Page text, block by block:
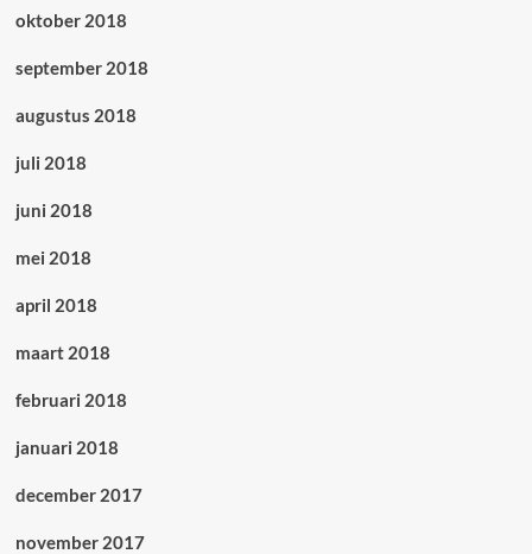
oktober 2018
september 2018
augustus 2018
juli 2018
juni 2018
mei 2018
april 2018
maart 2018
februari 2018
januari 2018
december 2017
november 2017